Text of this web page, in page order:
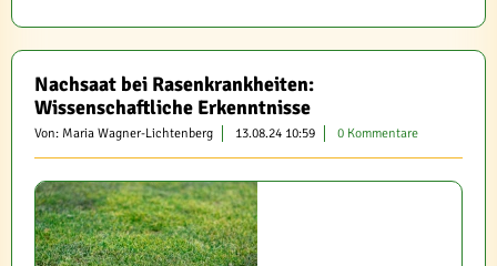
Nachsaat bei Rasenkrankheiten:
Wissenschaftliche Erkenntnisse
Von: Maria Wagner-Lichtenberg 13.08.24 10:59 0 Kommentare